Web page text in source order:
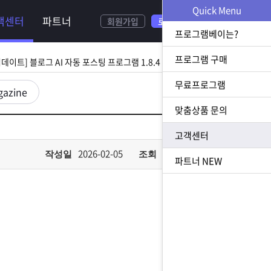
센터 파트너 회원가입 로그인
[ 2026.08.05 업데이트] 스토어 사업자 디비 추출 프로그램 1.5.9 업데이트
[ 2026.07.31 업데이트] 블로그 AI 자동 포스팅 프로그램 1.8.4 업데이트
이트] N사 쪽지 자동 발송 프로그램 1.3.0 업데이트
[ 2026.07.23 업데이트] 황금 키워드 수집 추출 프로그램 1.1.8 업데이트
작성일 2026-02-05 조회
Quick Menu
프로그램베이는?
프로그램 구매
무료프로그램
맞춤상품 문의
고객센터
파트너 NEW